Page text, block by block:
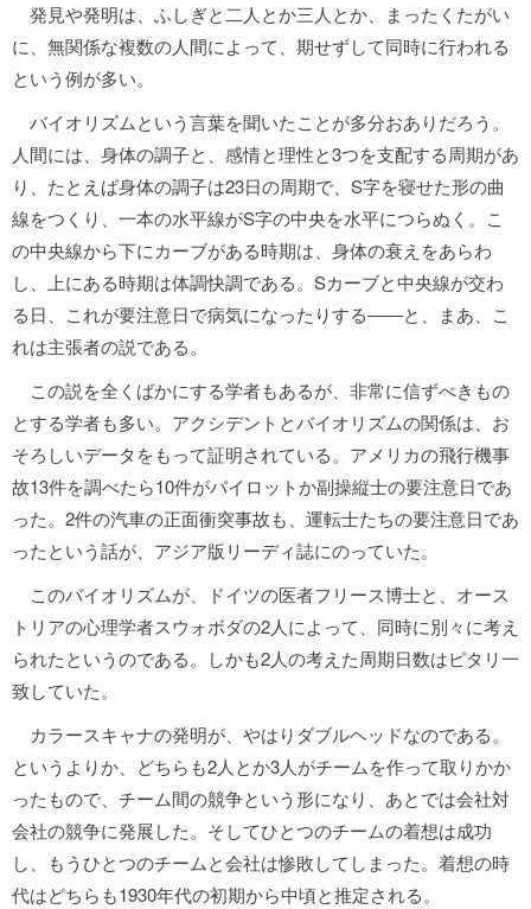
発見や発明は、ふしぎと二人とか三人とか、まったくたがい
に、無関係な複数の人間によって、期せずして同時に行われる
という例が多い。
バイオリズムという言葉を聞いたことが多分おありだろう。
人間には、身体の調子と、感情と理性と3つを支配する周期があ
り、たとえば身体の調子は23日の周期で、S字を寝せた形の曲
線をつくり、一本の水平線がS字の中央を水平につらぬく。こ
の中央線から下にカーブがある時期は、身体の衰えをあらわ
し、上にある時期は体調快調である。Sカーブと中央線が交わ
る日、これが要注意日で病気になったりする――と、まあ、こ
れは主張者の説である。
この説を全くばかにする学者もあるが、非常に信ずべきもの
とする学者も多い。アクシデントとバイオリズムの関係は、お
そろしいデータをもって証明されている。アメリカの飛行機事
故13件を調べたら10件がパイロットか副操縦士の要注意日であ
った。2件の汽車の正面衝突事故も、運転士たちの要注意日であ
ったという話が、アジア版リーディ誌にのっていた。
このバイオリズムが、ドイツの医者フリース博士と、オース
トリアの心理学者スウォボダの2人によって、同時に別々に考え
られたというのである。しかも2人の考えた周期日数はピタリ一
致していた。
カラースキャナの発明が、やはりダブルヘッドなのである。
というよりか、どちらも2人とか3人がチームを作って取りかか
ったもので、チーム間の競争という形になり、あとでは会社対
会社の競争に発展した。そしてひとつのチームの着想は成功
し、もうひとつのチームと会社は惨敗してしまった。着想の時
代はどちらも1930年代の初期から中頃と推定される。